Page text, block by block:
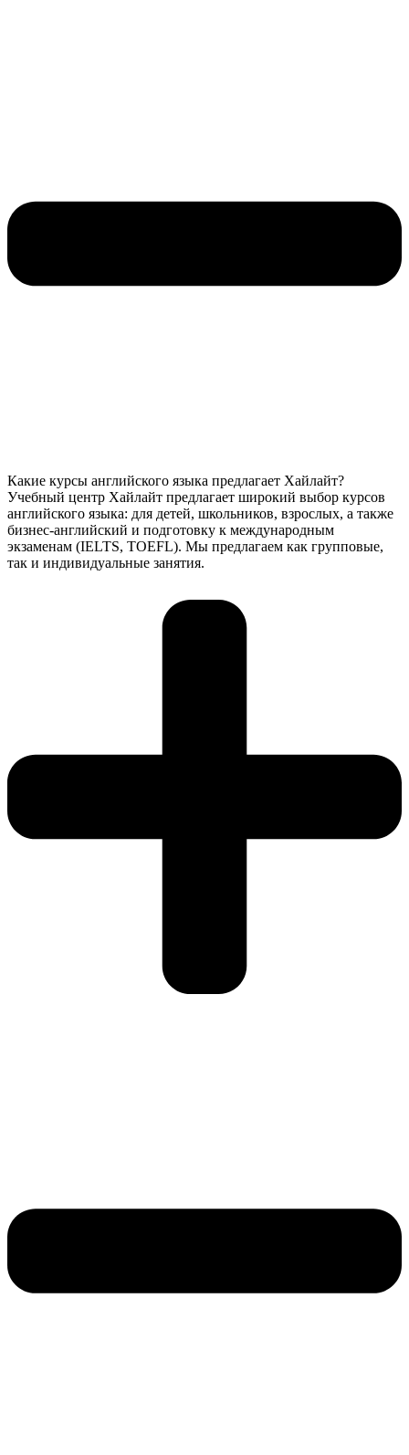
Какие курсы английского языка предлагает Хайлайт?
Учебный центр Хайлайт предлагает широкий выбор курсов
английского языка: для детей, школьников, взрослых, а также
бизнес-английский и подготовку к международным
экзаменам (IELTS, TOEFL). Мы предлагаем как групповые,
так и индивидуальные занятия.